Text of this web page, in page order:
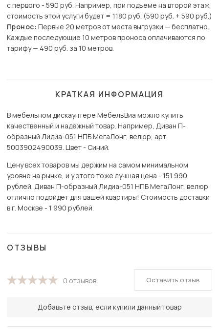
с первого - 590 руб. Например, при подъеме на второй этаж,
стоимость этой услуги будет = 1180 руб. (590 руб. + 590 руб.)
Пронос: Первые 20 метров от места выгрузки — бесплатно.
Каждые последующие 10 метров проноса оплачиваются по
тарифу — 490 руб. за 10 метров.
КРАТКАЯ ИНФОРМАЦИЯ
В мебельном дискаунтере МебельВиа можно купить
качественный и надёжный товар. Например, Диван П-
образный Лидиа-051 НПБ МегаЛонг, велюр, арт.
5003902490039. Цвет - Синий.
Цену всех товаров мы держим на самом минимальном
уровне на рынке, и у этого тоже лучшая цена - 151 990
рублей. Диван П-образный Лидиа-051 НПБ МегаЛонг, велюр
отлично подойдет для вашей квартиры! Стоимость доставки
в г. Москве - 1 990 рублей.
ОТЗЫВЫ
0 отзывов
Добавьте отзыв, если купили данный товар
Оставить отзыв